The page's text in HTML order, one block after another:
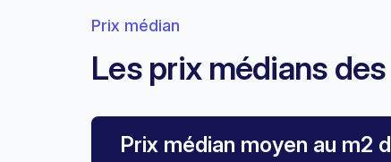
Prix médian
Les prix médians
Prix médian moyen au m2